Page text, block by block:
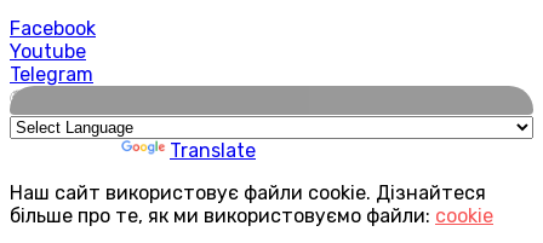
Facebook
Youtube
Telegram
🌍
Translate
Наш сайт використовує файли cookie. Дізнайтеся
більше про те, як ми використовуємо файли: cookie